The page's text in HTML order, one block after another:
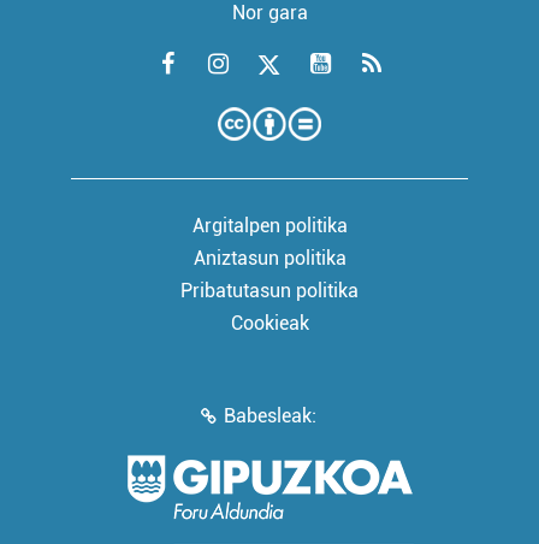
Nor gara
Argitalpen politika
Aniztasun politika
Pribatutasun politika
Cookieak
Babesleak: